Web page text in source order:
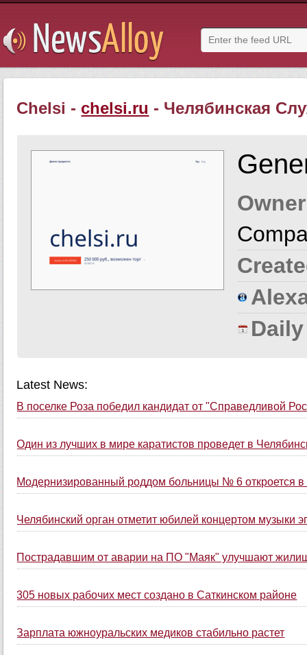
Chelsi - chelsi.ru - Челябинская
Latest News:
В поселке Роза победил кандидат от "Справедливой
Один из лучших в мире каратистов проведет в
Модернизированный роддом больницы № 6 откроется в
Челябинский орган отметит юбилей концертом музыки
Пострадавшим от аварии на ПО "Маяк" улучшают
305 новых рабочих мест создано в Саткинском районе
Зарплата южноуральских медиков стабильно растет